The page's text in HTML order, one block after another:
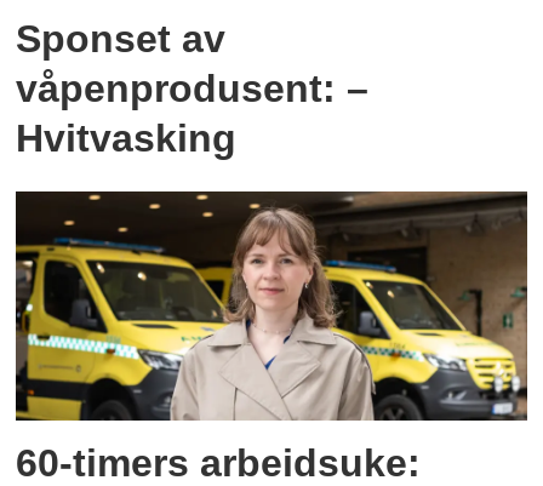
Sponset av
våpenprodusent: –
Hvitvasking
60-timers arbeidsuke: